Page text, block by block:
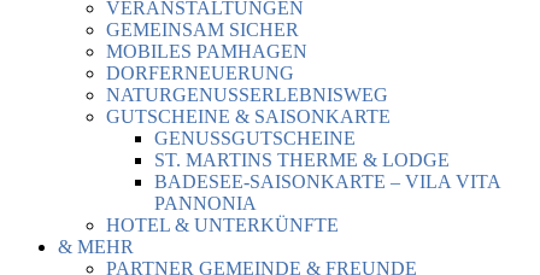
VERANSTALTUNGEN
GEMEINSAM SICHER
MOBILES PAMHAGEN
DORFERNEUERUNG
NATURGENUSSERLEBNISWEG
GUTSCHEINE & SAISONKARTE
GENUSSGUTSCHEINE
ST. MARTINS THERME & LODGE
BADESEE-SAISONKARTE – VILA VITA
PANNONIA
HOTEL & UNTERKÜNFTE
& MEHR
PARTNER GEMEINDE & FREUNDE